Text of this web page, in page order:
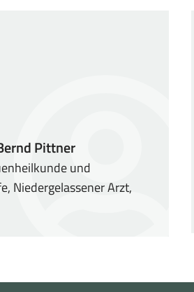
Pittner
und
Niedergelassener Arzt,